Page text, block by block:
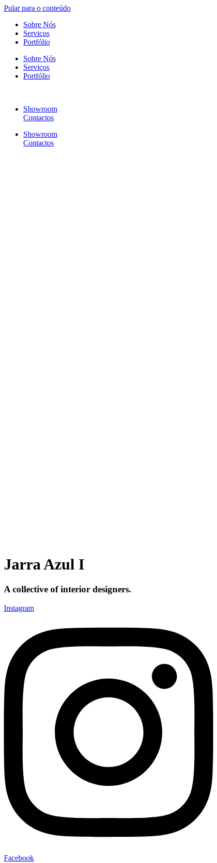
Pular para o conteúdo
Sobre Nós
Serviços
Portfólio
Sobre Nós
Serviços
Portfólio
Showroom
Contactos
Showroom
Contactos
Jarra Azul I
A collective of interior designers.
Instagram
Facebook